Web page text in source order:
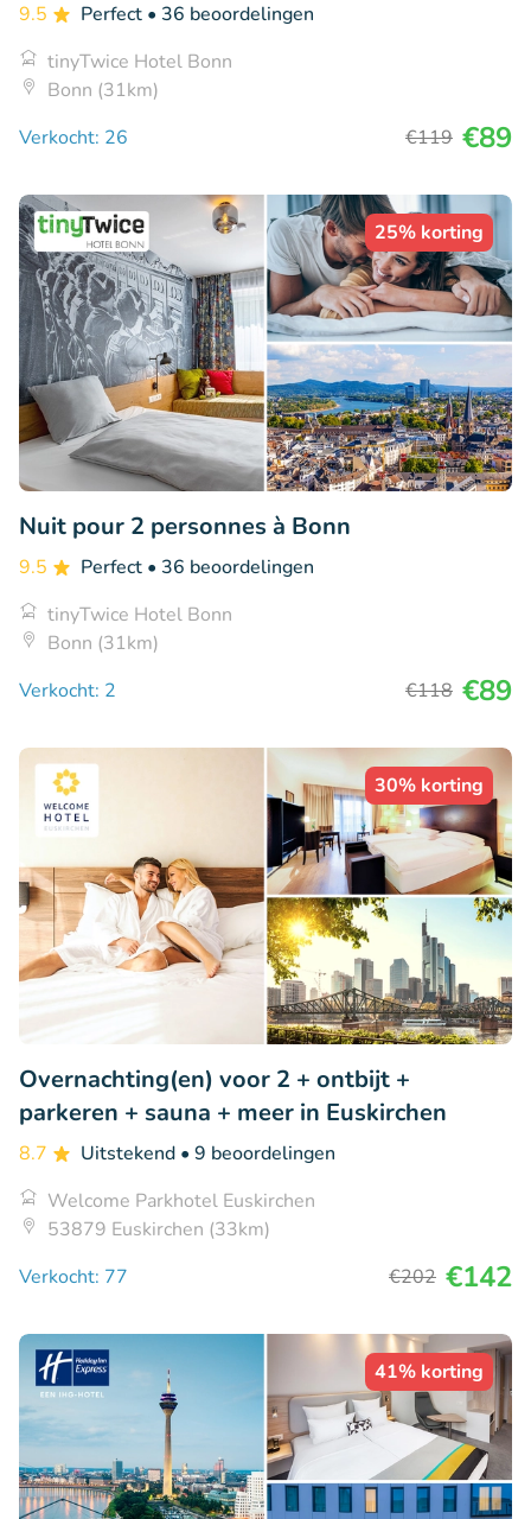
9.5 Perfect • 36 beoordelingen
tinyTwice Hotel Bonn
Bonn (31km)
Verkocht: 26
€119 €89
25% korting
Nuit pour 2 personnes à Bonn
9.5 Perfect • 36 beoordelingen
tinyTwice Hotel Bonn
Bonn (31km)
Verkocht: 2
€118 €89
30% korting
Overnachting(en) voor 2 + ontbijt +
parkeren + sauna + meer in Euskirchen
8.7 Uitstekend • 9 beoordelingen
Welcome Parkhotel Euskirchen
53879 Euskirchen (33km)
Verkocht: 77
€202 €142
41% korting